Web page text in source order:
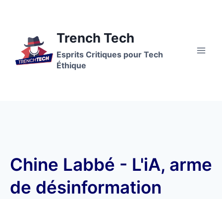
Trench Tech
Esprits Critiques pour Tech
Éthique
Chine Labbé - L'iA, arme
de désinformation